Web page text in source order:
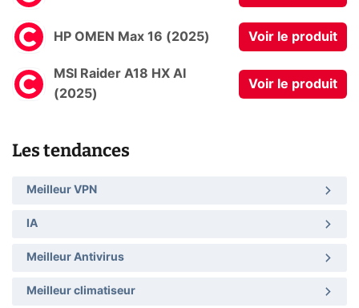
HP OMEN Max 16 (2025) Voir le produit
MSI Raider A18 HX AI
(2025)
Voir le produit
Les tendances
Meilleur VPN
IA
Meilleur Antivirus
Meilleur climatiseur